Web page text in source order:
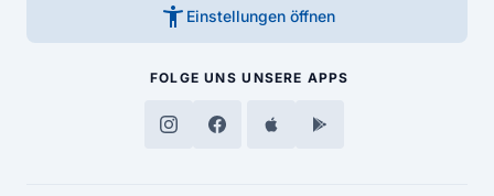
accessibility_new Einstellungen öffnen
FOLGE UNS UNSERE APPS